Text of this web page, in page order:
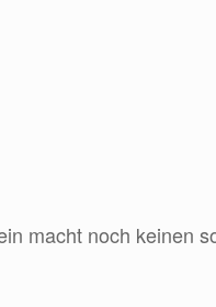
noch